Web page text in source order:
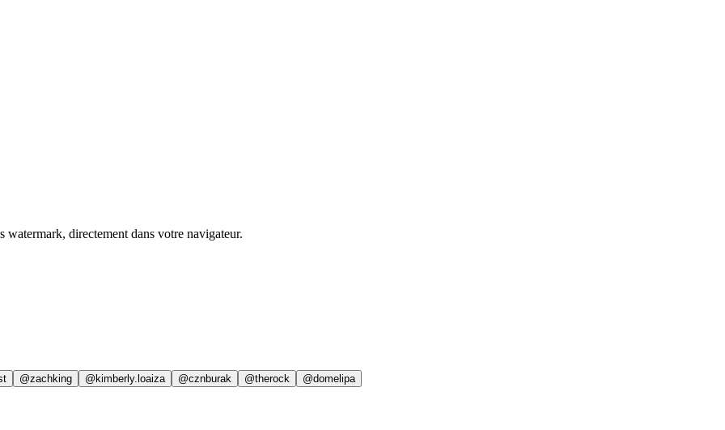
watermark, directement dans votre navigateur.
@zachking @kimberly.loaiza @cznburak @therock @domelipa